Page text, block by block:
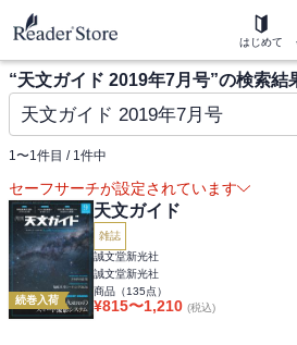
はじめて
“天文ガイド 2019年7月号”の検索結
1〜1件目 / 1件中
セーフサーチが設定されています
続巻入荷
天文ガイド
雑誌
誠文堂新光社
誠文堂新光社
商品（135点）
¥815〜1,210 (税込)